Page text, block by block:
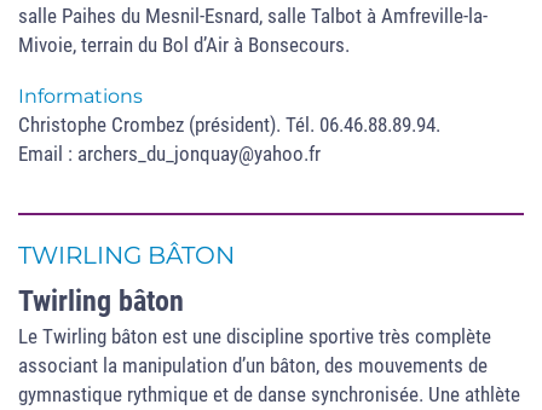
salle Paihes du Mesnil-Esnard, salle Talbot à Amfreville-la-
Mivoie, terrain du Bol d’Air à Bonsecours.
Informations
Christophe Crombez (président). Tél. 06.46.88.89.94.
Email : archers_du_jonquay@yahoo.fr
TWIRLING BÂTON
Twirling bâton
Le Twirling bâton est une discipline sportive très complète
associant la manipulation dʼun bâton, des mouvements de
gymnastique rythmique et de danse synchronisée. Une athlète